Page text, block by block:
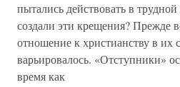
пытались действовать в
создали эти крещения? Прежде
отношение к христианству в их
варьировалось. «Отступники»
время как